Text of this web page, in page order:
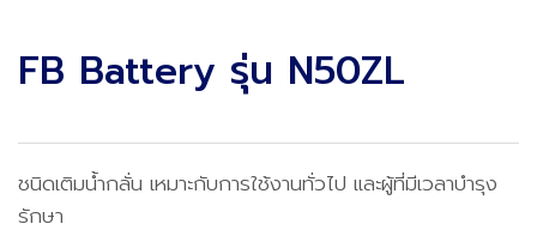
FB Battery รุ่น N50ZL
ชนิดเติมน้ำกลั่น เหมาะกับการใช้งานทั่วไป และผู้ที่มีเวลาบำรุง
รักษา